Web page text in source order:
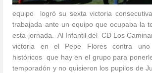
equipo logró su sexta victoria
trabajada ante un equipo que ocupaba la
esta jornada. Al Infantil del CD Los
victoria en el Pepe Flores contra
históricos que hay en el grupo para
temporadón y no quisieron los pupilos de